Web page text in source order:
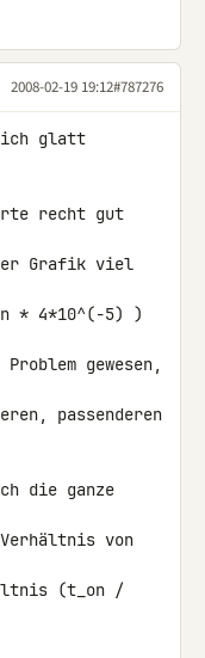
2008-02-19 19:12#787276
ich glatt
recht gut
Grafik viel
* 4*10^(-5) )
gewesen,
passenderen
die ganze
von
(t_on /